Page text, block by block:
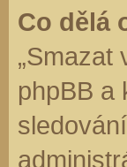
Co dělá
„Smazat
phpBB a